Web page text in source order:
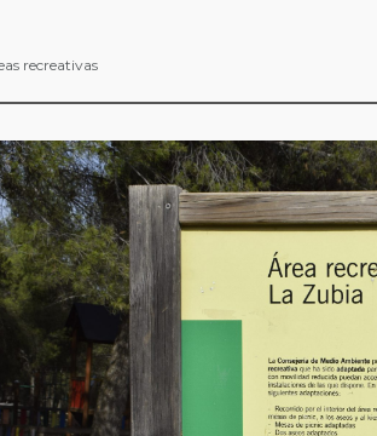
recreativas